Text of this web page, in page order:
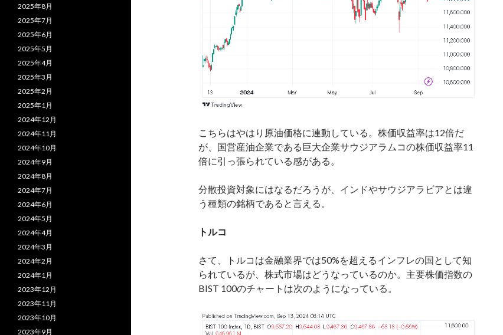
こちらはやはり原油価格に連動している。株価収益率は12倍だ
が、国営産油企業である巨大企業サウジアラムコの株価収益率11
倍に引っ張られている感がある。
分散投資対象にはなるだろうが、インドやサウジアラビアとは違
う種類の銘柄であると言える。
トルコ
さて、トルコは金融業界では50%を超えるインフレの国として知
られているが、株式市場はどうなっているのか。主要株価指数の
BIST 100のチャートは次のようになっている。
2025年8月
2025年7月
2025年6月
2025年5月
2025年4月
2025年3月
2025年2月
2025年1月
2024年12月
2024年11月
2024年10月
2024年9月
2024年8月
2024年7月
2024年6月
2024年5月
2024年4月
2024年3月
2024年2月
2024年1月
2023年12月
2023年11月
2023年10月
2023年9月